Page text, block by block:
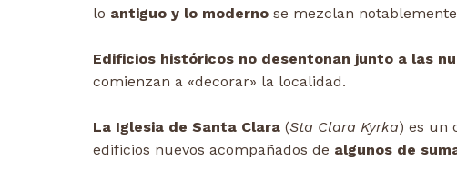
lo antiguo y lo moderno se mezclan
Edificios históricos no desentonan junto a las
comienzan a «decorar» la localidad.
La Iglesia de Santa Clara (Sta Clara Kyrka) es un
edificios nuevos acompañados de algunos de